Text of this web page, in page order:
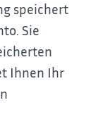
speichert
Sie
Ihnen Ihr